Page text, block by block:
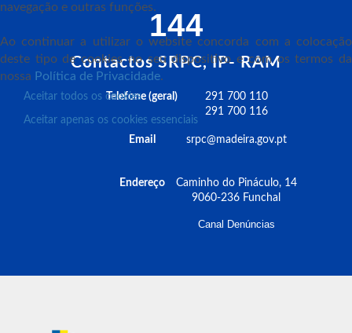
144
Contactos SRPC, IP- RAM
Telefone (geral)
Email
Endereço
291 700 110
291 700 116
srpc@madeira.gov.pt
Caminho do Pináculo, 14
9060-236 Funchal
Canal Denúncias
navegação e outras funções.
Ao continuar a utilizar o website concorda com a colocação
deste tipo de cookies no seu dispositivo e com os termos da
nossa Política de Privacidade.
Aceitar todos os cookies
Aceitar apenas os cookies essenciais